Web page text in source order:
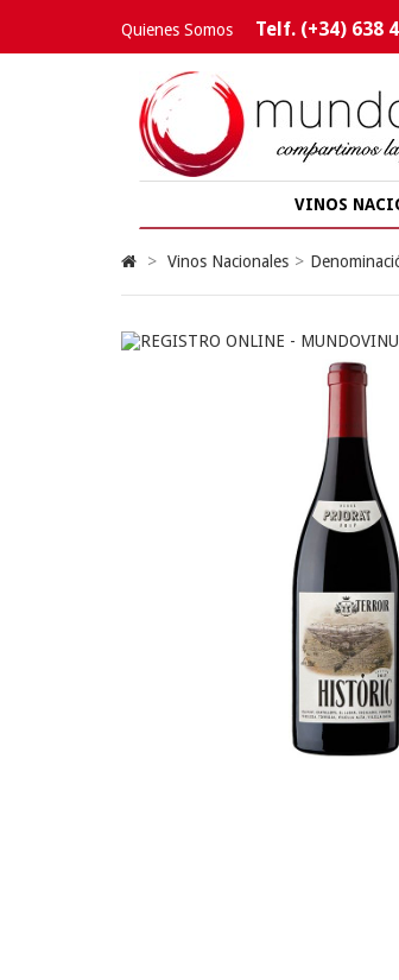
Quienes Somos Telf. (+34) 638
VINOS
> Vinos Nacionales >